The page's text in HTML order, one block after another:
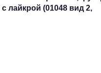
с лайкрой (01048 вид 2,